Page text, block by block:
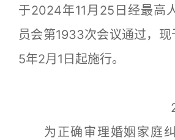
于2024年11月25日经最高
员会第1933次会议通过，
5年2月1日起施行。
为正确审理婚姻家庭纠